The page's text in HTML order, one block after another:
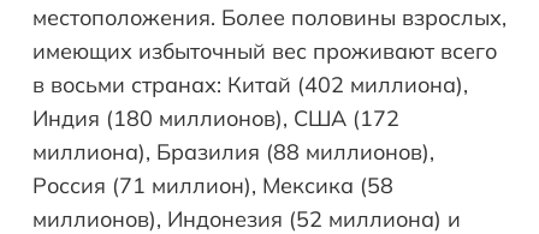
местоположения. Более половины взрослых,
имеющих избыточный вес проживают всего
в восьми странах: Китай (402 миллиона),
Индия (180 миллионов), США (172
миллиона), Бразилия (88 миллионов),
Россия (71 миллион), Мексика (58
миллионов), Индонезия (52 миллиона) и